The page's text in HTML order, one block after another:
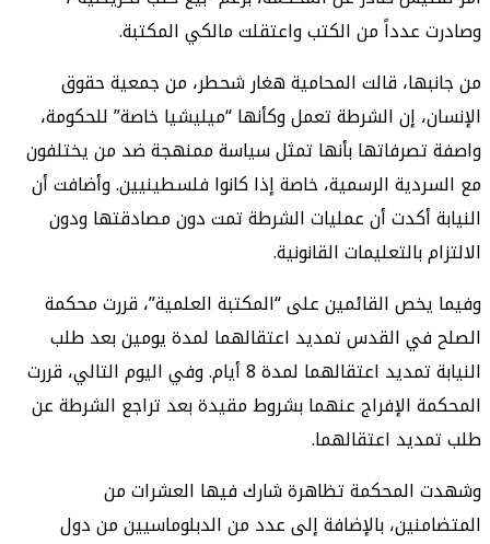
وصادرت عدداً من الكتب واعتقلت مالكي المكتبة.
من جانبها، قالت المحامية هغار شحطر، من جمعية حقوق
الإنسان، إن الشرطة تعمل وكأنها “ميليشيا خاصة” للحكومة،
واصفة تصرفاتها بأنها تمثل سياسة ممنهجة ضد من يختلفون
مع السردية الرسمية، خاصة إذا كانوا فلسطينيين. وأضافت أن
النيابة أكدت أن عمليات الشرطة تمت دون مصادقتها ودون
الالتزام بالتعليمات القانونية.
وفيما يخص القائمين على “المكتبة العلمية”، قررت محكمة
الصلح في القدس تمديد اعتقالهما لمدة يومين بعد طلب
النيابة تمديد اعتقالهما لمدة 8 أيام. وفي اليوم التالي، قررت
المحكمة الإفراج عنهما بشروط مقيدة بعد تراجع الشرطة عن
طلب تمديد اعتقالهما.
وشهدت المحكمة تظاهرة شارك فيها العشرات من
المتضامنين، بالإضافة إلى عدد من الدبلوماسيين من دول